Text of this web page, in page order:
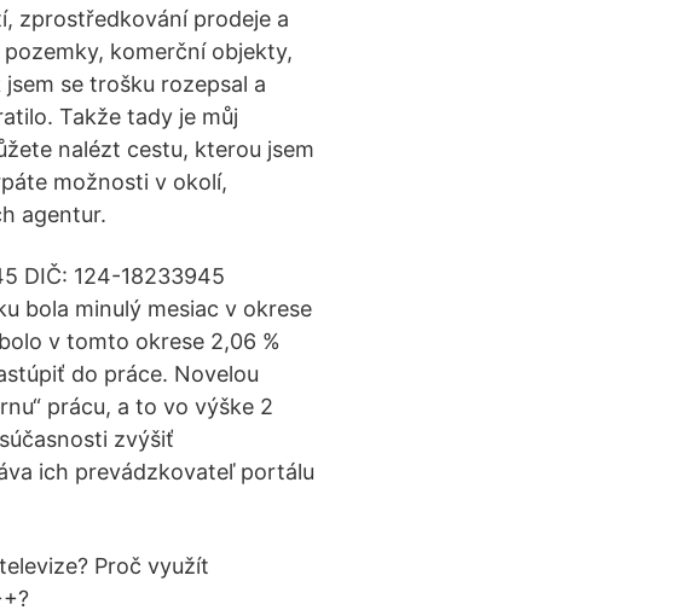
zprostředkování prodeje a
komerční objekty,
se trošku rozepsal a
Takže tady je můj
nalézt cestu, kterou jsem
možnosti v okolí,
agentur.
DIČ: 124-18233945
bola minulý mesiac v okrese
v tomto okrese 2,06 %
do práce. Novelou
prácu, a to vo výške 2
zvýšiť
ich prevádzkovateľ portálu
Proč využít